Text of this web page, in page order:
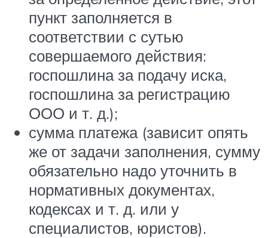
пункт заполняется в
соответствии с сутью
совершаемого действия:
госпошлина за подачу иска,
госпошлина за регистрацию
ООО и т. д.);
сумма платежа (зависит опять
же от задачи заполнения, сумму
обязательно надо уточнить в
нормативных документах,
кодексах и т. д. или у
специалистов, юристов).